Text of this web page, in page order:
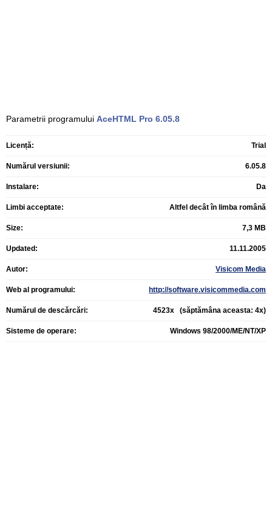
Parametrii programului AceHTML Pro 6.05.8
Licență: Trial
Numărul versiunii: 6.05.8
Instalare: Da
Limbi acceptate: Altfel decât în limba română
Size: 7,3 MB
Updated: 11.11.2005
Autor: Visicom Media
Web al programului: http://software.visicommedia.com
Numărul de descărcări: 4523x (săptămâna aceasta: 4x)
Sisteme de operare: Windows 98/2000/ME/NT/XP